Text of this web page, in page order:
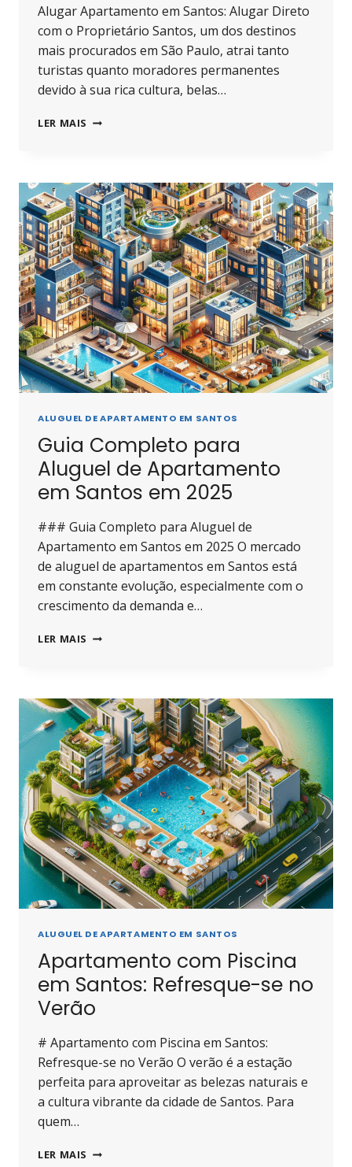
Alugar Apartamento em Santos: Alugar Direto
com o Proprietário Santos, um dos destinos
mais procurados em São Paulo, atrai tanto
turistas quanto moradores permanentes
devido à sua rica cultura, belas…
LER MAIS ALUGAR
ALUGAR
DIRETO
COM
O
PROPRIETÁRIO
(11)
99898-
9134
ALUGUEL DE APARTAMENTO EM SANTOS
Guia Completo para
Aluguel de Apartamento
em Santos em 2025
### Guia Completo para Aluguel de
Apartamento em Santos em 2025 O mercado
de aluguel de apartamentos em Santos está
em constante evolução, especialmente com o
crescimento da demanda e…
LER MAIS GUIA
DE
APARTAMENTO
EM
SANTOS
EM
2025
ALUGUEL DE APARTAMENTO EM SANTOS
Apartamento com Piscina
em Santos: Refresque-se no
Verão
# Apartamento com Piscina em Santos:
Refresque-se no Verão O verão é a estação
perfeita para aproveitar as belezas naturais e
a cultura vibrante da cidade de Santos. Para
quem…
LER MAIS APARTAMENTO